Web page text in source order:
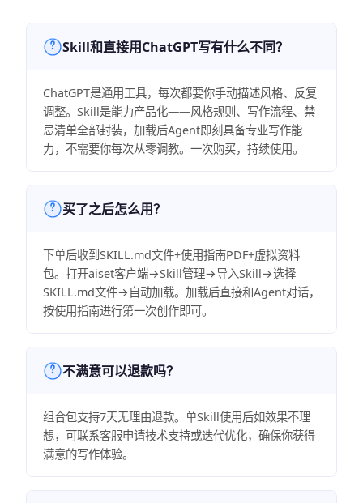
Skill和直接用ChatGPT写有什么不同？
ChatGPT是通用工具，每次都要你手动描述风格、反复
调整。Skill是能力产品化——风格规则、写作流程、禁
忌清单全部封装，加载后Agent即刻具备专业写作能
力，不需要你每次从零调教。一次购买，持续使用。
买了之后怎么用？
下单后收到SKILL.md文件+使用指南PDF+虚拟资料
包。打开aiset客户端→Skill管理→导入Skill→选择
SKILL.md文件→自动加载。加载后直接和Agent对话，
按使用指南进行第一次创作即可。
不满意可以退款吗？
组合包支持7天无理由退款。单Skill使用后如效果不理
想，可联系客服申请技术支持或迭代优化，确保你获得
满意的写作体验。